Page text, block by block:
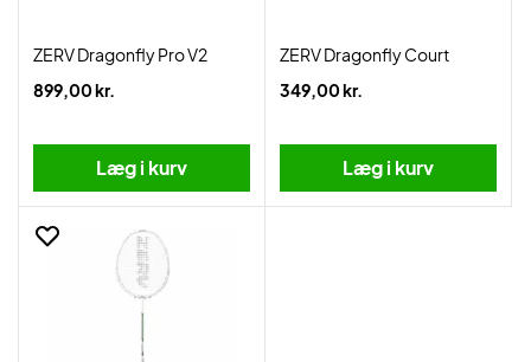
ZERV Dragonfly Pro V2
899,00 kr.
Læg i kurv
ZERV Dragonfly Court
349,00 kr.
Læg i kurv